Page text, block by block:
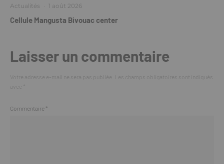
Actualités · 1 août 2026
Cellule Mangusta Bivouac center
Laisser un commentaire
Commentaire *